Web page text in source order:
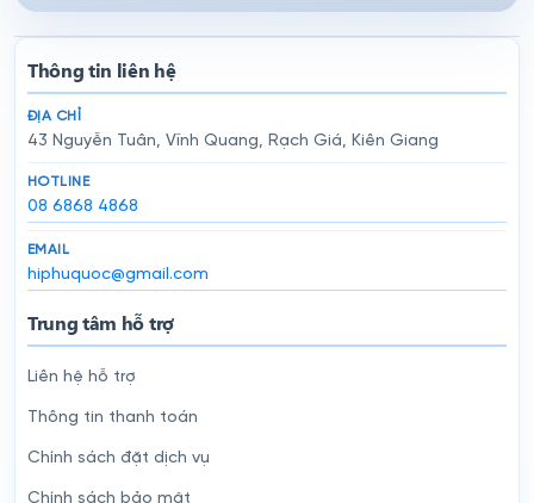
Thông tin liên hệ
ĐỊA CHỈ
43 Nguyễn Tuân, Vĩnh Quang, Rạch Giá, Kiên Giang
HOTLINE
08 6868 4868
EMAIL
hiphuquoc@gmail.com
Trung tâm hỗ trợ
Liên hệ hỗ trợ
Thông tin thanh toán
Chính sách đặt dịch vụ
Chính sách bảo mật